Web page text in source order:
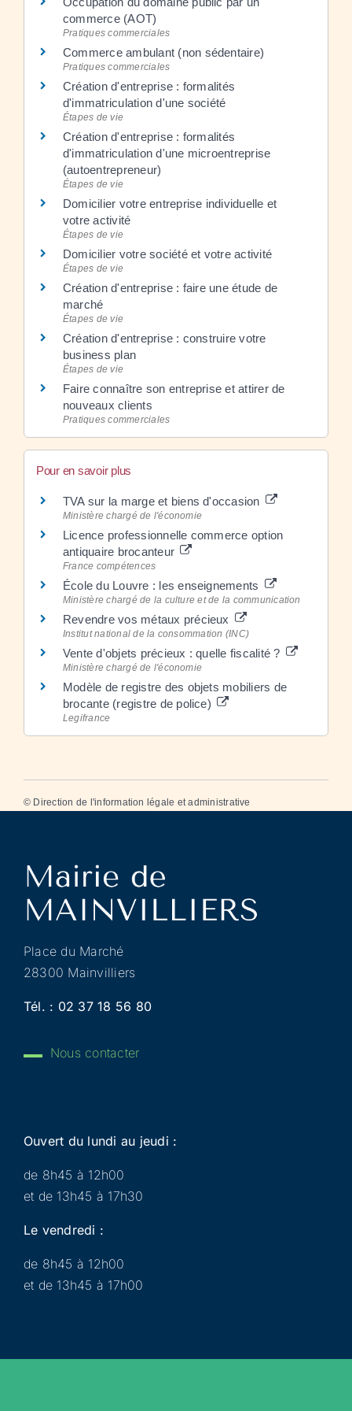
commerce (AOT)
Pratiques commerciales
Commerce ambulant (non sédentaire)
Pratiques commerciales
Création d'entreprise : formalités
d'immatriculation d'une société
Étapes de vie
Création d'entreprise : formalités
d'immatriculation d'une microentreprise
(autoentrepreneur)
Étapes de vie
Domicilier votre entreprise individuelle et
votre activité
Étapes de vie
Domicilier votre société et votre activité
Étapes de vie
Création d'entreprise : faire une étude de
marché
Étapes de vie
Création d'entreprise : construire votre
business plan
Étapes de vie
Faire connaître son entreprise et attirer de
nouveaux clients
Pratiques commerciales
Pour en savoir plus
TVA sur la marge et biens d'occasion
Ministère chargé de l'économie
Licence professionnelle commerce option
antiquaire brocanteur
France compétences
École du Louvre : les enseignements
Ministère chargé de la culture et de la communication
Revendre vos métaux précieux
Institut national de la consommation (INC)
Vente d'objets précieux : quelle fiscalité ?
Ministère chargé de l'économie
Modèle de registre des objets mobiliers de
brocante (registre de police)
Legifrance
© Direction de l'information légale et administrative
Place du Marché
28300 Mainvilliers
Tél. : 02 37 18 56 80
Nous contacter
Ouvert du lundi au jeudi :
de 8h45 à 12h00
et de 13h45 à 17h30
Le vendredi :
de 8h45 à 12h00
et de 13h45 à 17h00